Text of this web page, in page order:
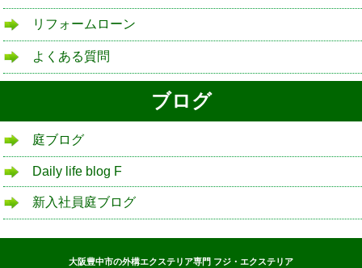
リフォームローン
よくある質問
ブログ
庭ブログ
Daily life blog F
新入社員庭ブログ
大阪豊中市の外構エクステリア専門 フジ・エクステリア